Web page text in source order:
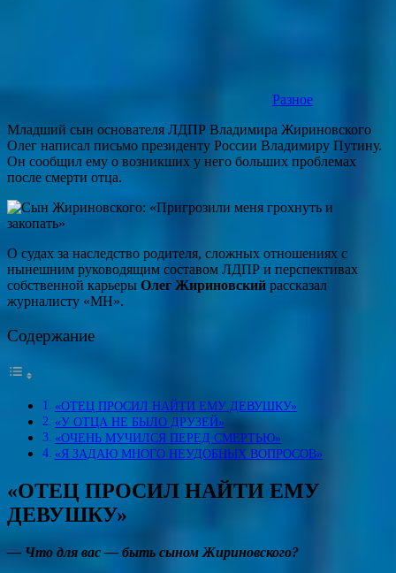
Разное
Младший сын основателя ЛДПР Владимира Жириновского
Олег написал письмо президенту России Владимиру Путину.
Он сообщил ему о возникших у него больших проблемах
после смерти отца.
О судах за наследство родителя, сложных отношениях с
нынешним руководящим составом ЛДПР и перспективах
собственной карьеры Олег Жириновский рассказал
журналисту «МН».
Содержание
«ОТЕЦ ПРОСИЛ НАЙТИ ЕМУ ДЕВУШКУ»
«У ОТЦА НЕ БЫЛО ДРУЗЕЙ»
«ОЧЕНЬ МУЧИЛСЯ ПЕРЕД СМЕРТЬЮ»
«Я ЗАДАЮ МНОГО НЕУДОБНЫХ ВОПРОСОВ»
«ОТЕЦ ПРОСИЛ НАЙТИ ЕМУ
ДЕВУШКУ»
— Что для вас — быть сыном Жириновского?